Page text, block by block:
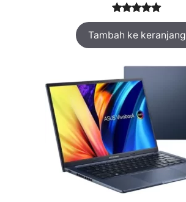
Peringkat
5.00dari 5
berdasarka
1
penilaian
pelanggan
Tambah ke keranjang